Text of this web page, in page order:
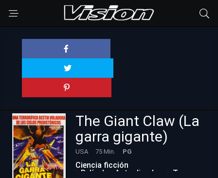
The Giant Claw (La
garra gigante)
USA 75 Min. PG
Ciencia ficción
Películas Actualizadas
Terror